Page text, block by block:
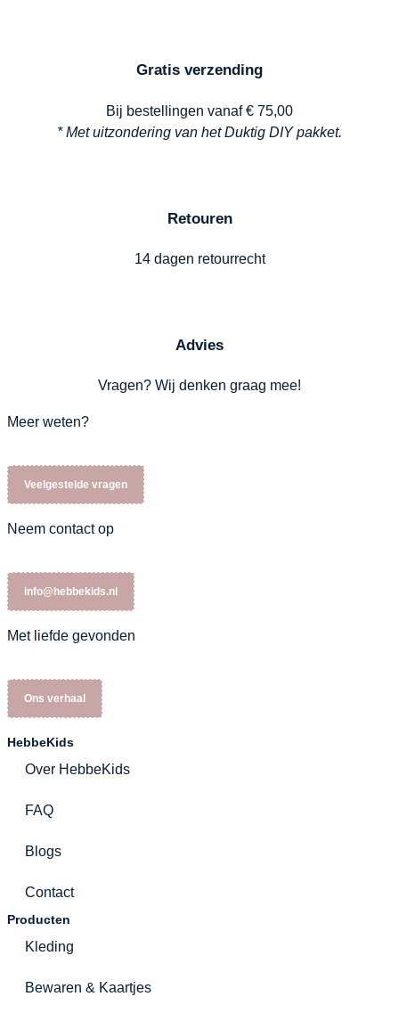
Gratis verzending
Bij bestellingen vanaf € 75,00
* Met uitzondering van het Duktig DIY pakket.
Retouren
14 dagen retourrecht
Advies
Vragen? Wij denken graag mee!
Meer weten?
Veelgestelde vragen
Neem contact op
info@hebbekids.nl
Met liefde gevonden
Ons verhaal
Producten
Kleding
Bewaren & Kaartjes
HebbeKids
Over HebbeKids
FAQ
Blogs
Contact